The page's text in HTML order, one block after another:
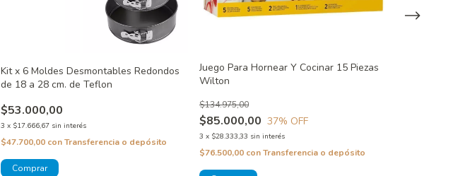
Kit x 6 Moldes Desmontables Redondos
de 18 a 28 cm. de Teflon
$53.000,00
3 x $17.666,67 sin interés
$47.700,00 conTransferencia o depósito
Juego Para Hornear Y Cocinar 15 Piezas
Wilton
$85.000,00
$134.975,00
37% OFF
3 x $28.333,33 sin interés
$76.500,00 conTransferencia o depósito